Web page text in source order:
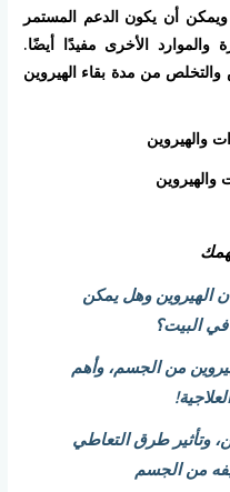
أن يكون الدعم المستمر
الأخرى مفيدًا أيضًا.
والتخلص من مدة بقاء الهيروين
والهيروين
الهيروين وهل يمكن
البيت؟
من الجسم، وأهم
وتأثير طرق التعاطي
من الجسم